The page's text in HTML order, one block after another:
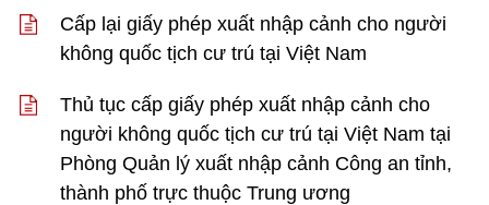
Cấp lại giấy phép xuất nhập cảnh cho người
không quốc tịch cư trú tại Việt Nam
Thủ tục cấp giấy phép xuất nhập cảnh cho
người không quốc tịch cư trú tại Việt Nam tại
Phòng Quản lý xuất nhập cảnh Công an tỉnh,
thành phố trực thuộc Trung ương